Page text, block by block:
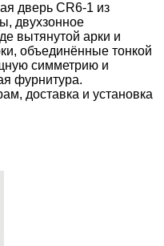
дверь CR6-1 из
двухзонное
вытянутой арки и
объединённые тонкой
симметрию и
фурнитура.
доставка и установка